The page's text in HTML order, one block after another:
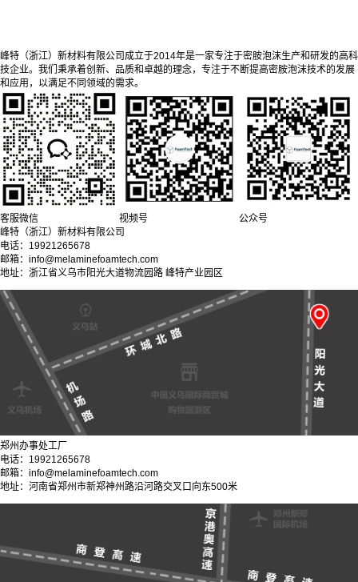
峰特（浙江）新材料有限公司成立于2014年是一家专注于密胺泡沫生产和研发的高科
技企业。我们秉承着创新、品质和卓越的理念，专注于不断提高密胺泡沫技术的发展
和应用，以满足不同领域的需求。
客服微信 视频号
公众号
峰特（浙江）新材料有限公司
电话：19921265678
邮箱：info@melaminefoamtech.com
地址：浙江省义乌市阳光大道物流园路 峰特产业园区
郑州办事处工厂
电话：19921265678
邮箱：info@melaminefoamtech.com
地址：河南省郑州市新郑神州路沿河路交叉口向东500米